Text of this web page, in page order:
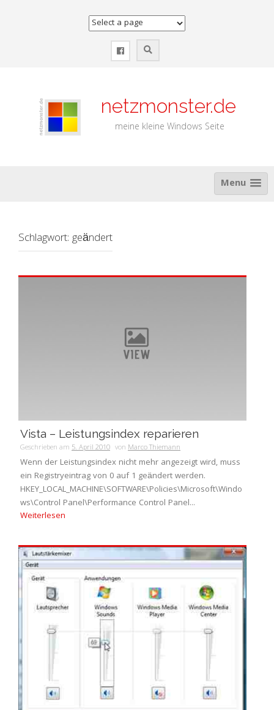
netzmonster.de
meine kleine Windows Seite
Menu
Schlagwort: geändert
Vista – Leistungsindex reparieren
Geschrieben am 5. April 2010 von Marco Thiemann
Wenn der Leistungsindex nicht mehr angezeigt wird, muss
ein Registryeintrag von 0 auf 1 geändert werden.
HKEY_LOCAL_MACHINE\SOFTWARE\Policies\Microsoft\Windo
ws\Control Panel\Performance Control Panel...
Weiterlesen